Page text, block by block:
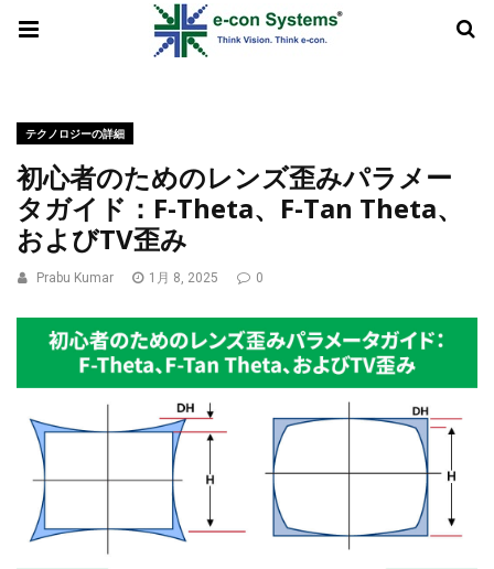
テクノロジーの詳細
初心者のためのレンズ歪みパラメー
タガイド：F-Theta、F-Tan Theta、
およびTV歪み
Prabu Kumar 1月 8, 2025 0